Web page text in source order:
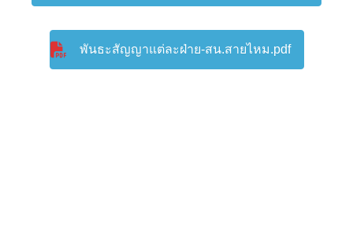
พันธะสัญญาแต่ละฝ่าย-สน.สายไหม.pdf